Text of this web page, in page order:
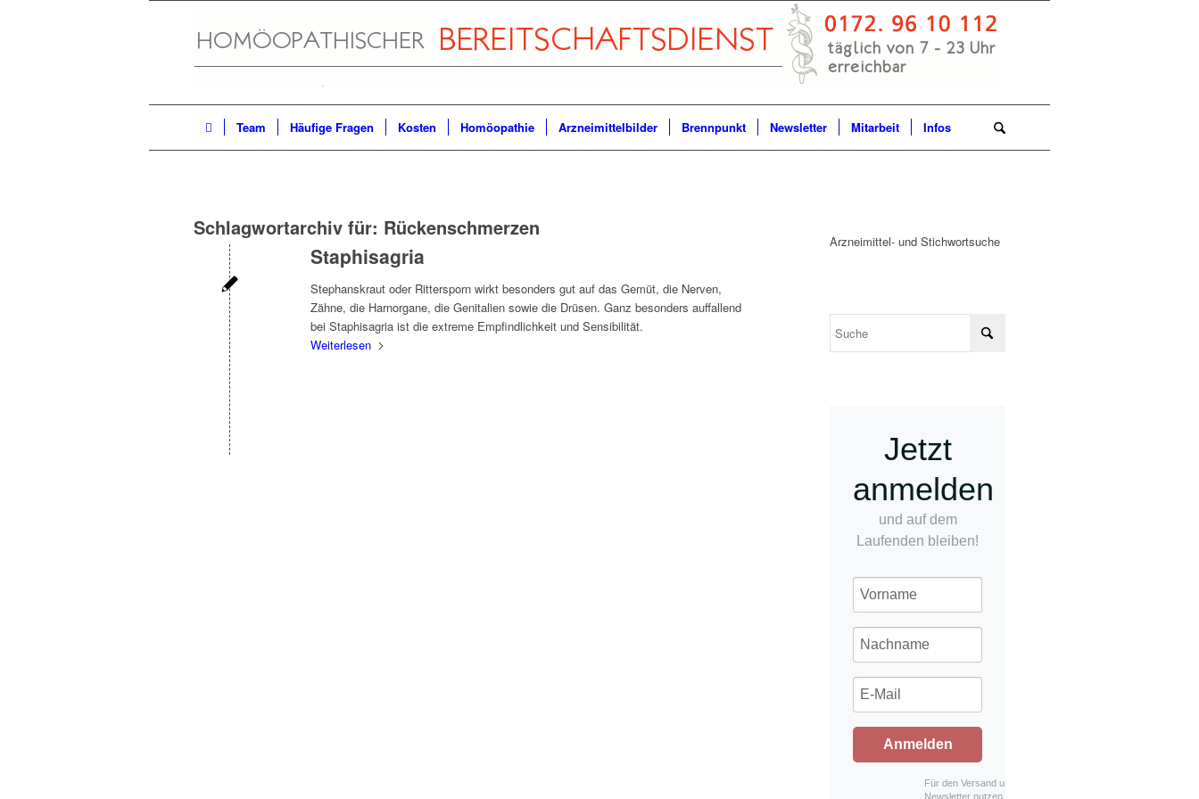
Team Häufige Fragen Kosten Homöopathie Arzneimittelbilder Brennpunkt Newsletter Mitarbeit Infos
Schlagwortarchiv für: Rückenschmerzen
Staphisagria
Stephanskraut oder Rittersporn wirkt besonders gut auf das Gemüt, die Nerven,
Zähne, die Harnorgane, die Genitalien sowie die Drüsen. Ganz besonders auffallend
bei Staphisagria ist die extreme Empfindlichkeit und Sensibilität.
Weiterlesen
Arzneimittel- und Stichwortsuche
Jetzt
anmelden
und auf dem
Laufenden bleiben!
Anmelden
Für den Versand unserer
Newsletter nutzen wir